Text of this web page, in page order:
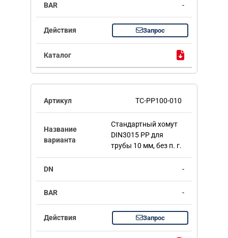
-
Запрос
TC-PP100-010
Стандартный хомут
DIN3015 PP для
трубы 10 мм, без п. г.
-
-
Запрос